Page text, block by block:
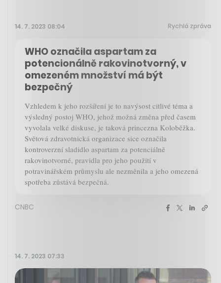
14. 7. 2023 08:04 Rychlá zpráva
WHO označila aspartam za
potencionálně rakovinotvorný, v
omezeném množství má být
bezpečný
Vzhledem k jeho rozšíření je to navýsost citlivé téma a
výsledný postoj WHO, jehož možná změna před časem
vyvolala velké diskuse, je taková princezna Koloběžka.
Světová zdravotnická organizace sice označila
kontroverzní sladidlo aspartam za potenciálně
rakovinotvorné, pravidla pro jeho použití v
potravinářském průmyslu ale nezměnila a jeho omezená
spotřeba zůstává bezpečná.
CNBC
14. 7. 2023 07:33